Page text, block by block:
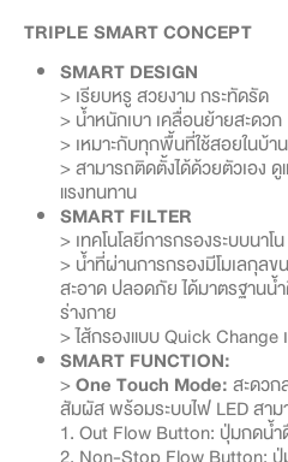
TRIPLE SMART CONCEPT
SMART DESIGN
> เรียบหรู สวยงาม กระทัดรัด
> น้ำหนักเบา เคลื่อนย้ายสะดวก
> เหมาะกับทุกพื้นที่ใช้สอยในบ้
> สามารถติดตั้งได้ด้วยตัวเอง
แรงทนทาน
SMART FILTER
> เทคโนโลยีการกรองระบบนาโ
> น้ำที่ผ่านการกรองมีโมเลกุล
สะอาด ปลอดภัย ได้มาตรฐานน้
ร่างกาย
> ไส้กรองแบบ Quick Change
SMART FUNCTION:
> One Touch Mode: สะดวก
สัมผัส พร้อมระบบไฟ LED สาม
1. Out Flow Button: ปุ่มกดน้
2. Non-Stop Flow Button: ปุ่